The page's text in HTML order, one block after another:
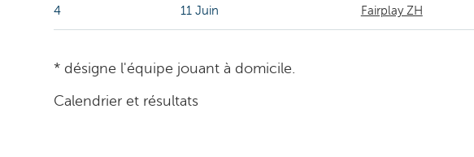
4 11 Juin Fairplay ZH
* désigne l'équipe jouant à domicile.
Calendrier et résultats